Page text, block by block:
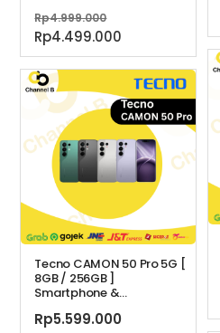
Rp4.999.000
aslinya
adalah:
Rp4.999.000.
Rp4.499.000
saat
ini
adalah:
Rp4.499.000.
Tecno CAMON 50 Pro 5G [
8GB / 256GB ]
Smartphone &...
Rp5.599.000